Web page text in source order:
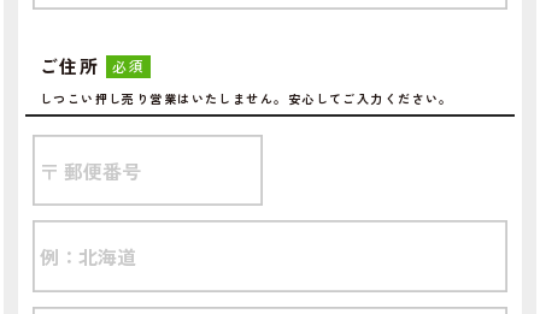
ご住所 必須
しつこい押し売り営業はいたしません。安心してご入力ください。